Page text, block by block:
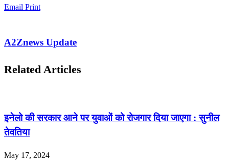
Email Print
A2Znews Update
Related Articles
इनेलो की सरकार आने पर युवाओं को रोजगार दिया जाएगा : सुनील
तेवतिया
May 17, 2024